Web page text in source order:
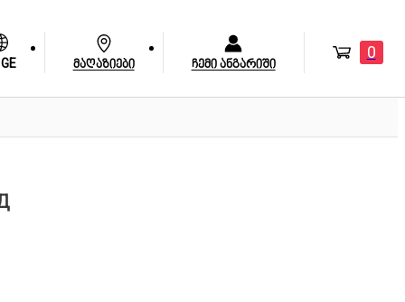
GE მაღაზიები ჩემი ანგარიში
0